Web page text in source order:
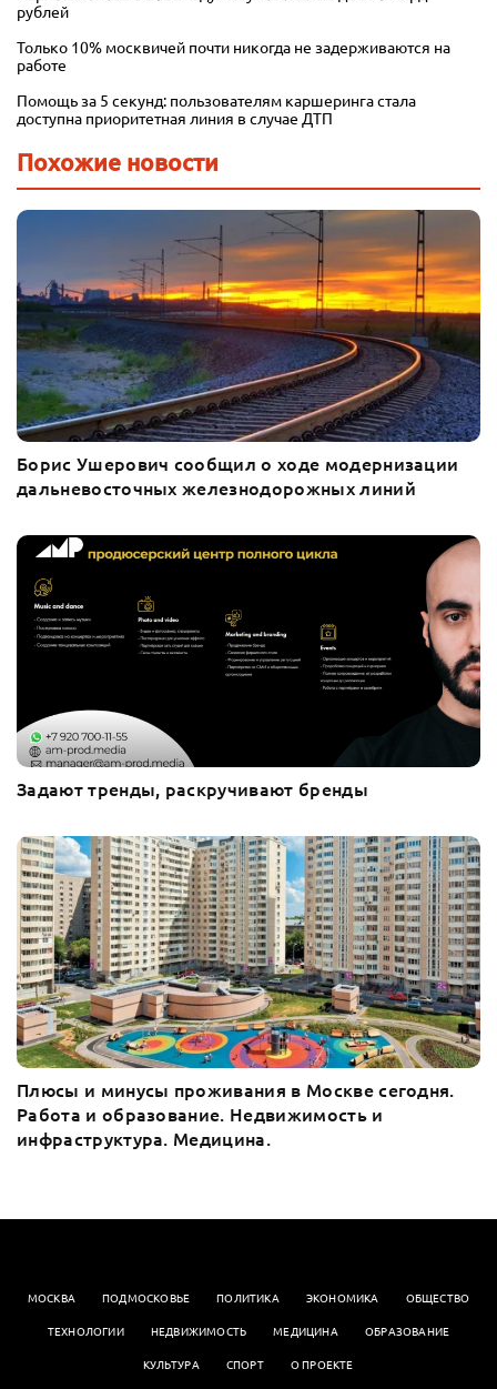
рублей
Только 10% москвичей почти никогда не задерживаются на
работе
Помощь за 5 секунд: пользователям каршеринга стала
доступна приоритетная линия в случае ДТП
Похожие новости
Борис Ушерович сообщил о ходе модернизации
дальневосточных железнодорожных линий
Задают тренды, раскручивают бренды
Плюсы и минусы проживания в Москве сегодня.
Работа и образование. Недвижимость и
инфраструктура. Медицина.
МОСКВА ПОДМОСКОВЬЕ ПОЛИТИКА ЭКОНОМИКА
OБЩЕСТВО
ТЕХНОЛОГИИ
НЕДВИЖИМОСТЬ МЕДИЦИНА
ОБРАЗОВАНИЕ
КУЛЬТУРА
СПОРТ О ПРОЕКТЕ